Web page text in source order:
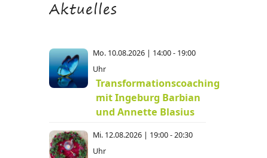
Aktuelles
Mo. 10.08.2026 | 14:00 - 19:00
Uhr
Transformationscoaching
mit Ingeburg Barbian
und Annette Blasius
Mi. 12.08.2026 | 19:00 - 20:30
Uhr